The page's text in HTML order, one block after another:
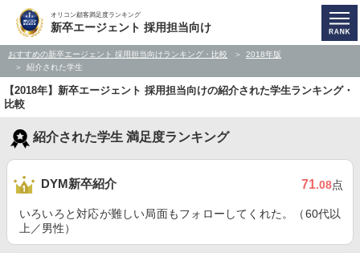
オリコン顧客満足度ランキング
新卒エージェント 採用担当向け
おすすめの新卒エージェント 採用担当向けランキング・比較
2018年版
紹介された学生
【2018年】新卒エージェント 採用担当向けの紹介された学生ランキング・
比較
紹介された学生 満足度ランキング
DYM新卒紹介 71.08点
いろいろと対応が難しい局面もフォローしてくれた。（60代以
上／男性）